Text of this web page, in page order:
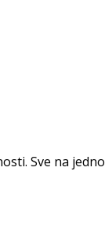
Sve na